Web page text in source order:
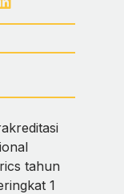
tahun
1